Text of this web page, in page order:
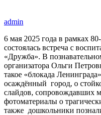
admin
6 мая 2025 года в рамках
состоялась встреча с
«Дружба». В
организатора Ольги
такое «блокада
осаждённый город, о
слайдов, сопровождавших
фотоматериалы о
также дошкольники